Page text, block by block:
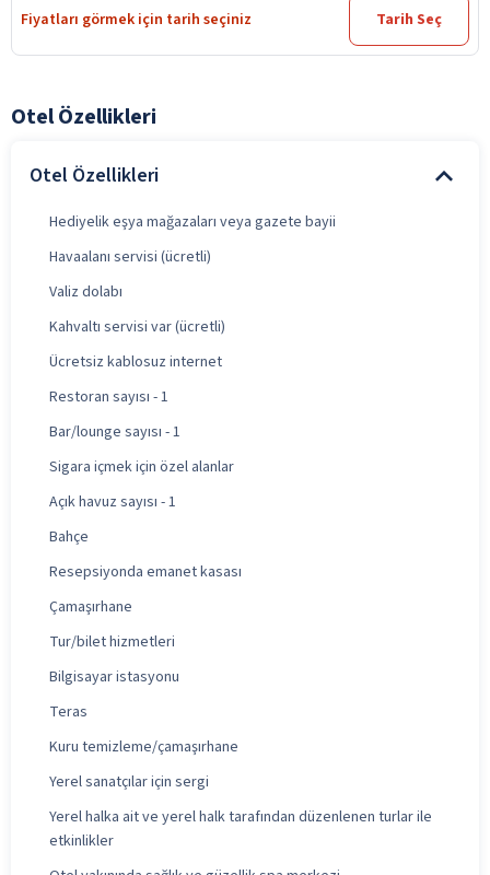
Fiyatları görmek için tarih seçiniz Tarih Seç
Otel Özellikleri
Otel Özellikleri
Hediyelik eşya mağazaları veya gazete bayii
Havaalanı servisi (ücretli)
Valiz dolabı
Kahvaltı servisi var (ücretli)
Ücretsiz kablosuz internet
Restoran sayısı - 1
Bar/lounge sayısı - 1
Sigara içmek için özel alanlar
Açık havuz sayısı - 1
Bahçe
Resepsiyonda emanet kasası
Çamaşırhane
Tur/bilet hizmetleri
Bilgisayar istasyonu
Teras
Kuru temizleme/çamaşırhane
Yerel sanatçılar için sergi
Yerel halka ait ve yerel halk tarafından düzenlenen turlar ile
etkinlikler